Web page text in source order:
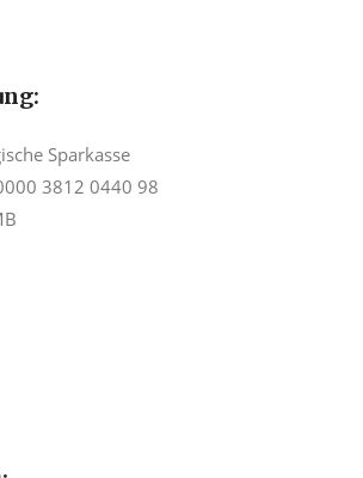
Sparkasse
3812 0440 98